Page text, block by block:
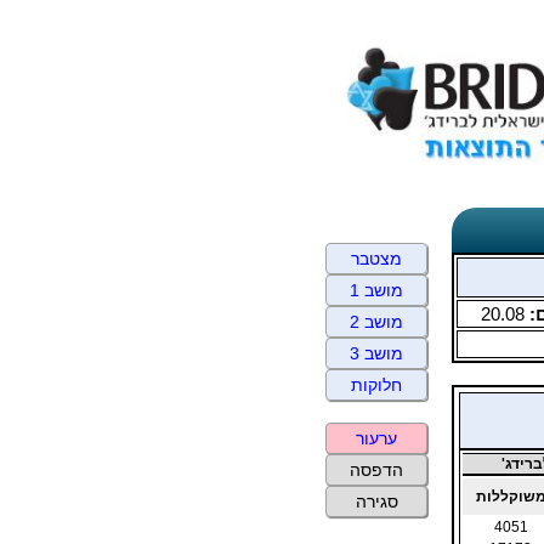
20.08
משוקללות
4051
מצטבר
מושב 1
מושב 2
מושב 3
חלוקות
ערעור
הדפסה
סגירה